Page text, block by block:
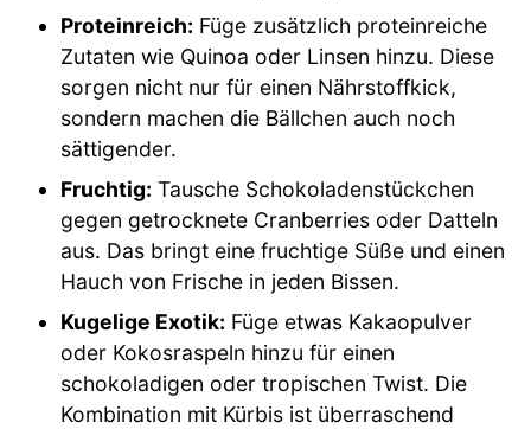
Proteinreich: Füge zusätzlich proteinreiche
Zutaten wie Quinoa oder Linsen hinzu. Diese
sorgen nicht nur für einen Nährstoffkick,
sondern machen die Bällchen auch noch
sättigender.
Fruchtig: Tausche Schokoladenstückchen
gegen getrocknete Cranberries oder Datteln
aus. Das bringt eine fruchtige Süße und einen
Hauch von Frische in jeden Bissen.
Kugelige Exotik: Füge etwas Kakaopulver
oder Kokosraspeln hinzu für einen
schokoladigen oder tropischen Twist. Die
Kombination mit Kürbis ist überraschend